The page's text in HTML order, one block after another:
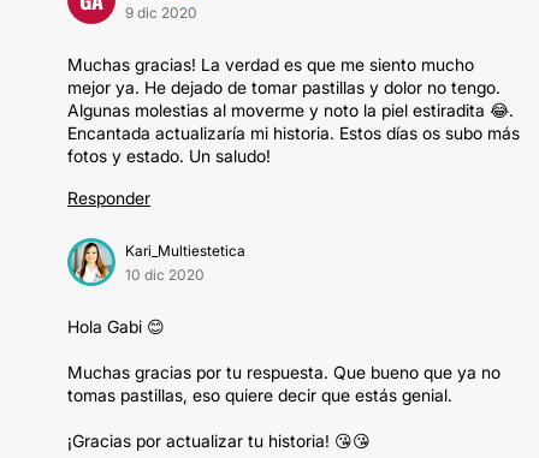
9 dic 2020
Muchas gracias! La verdad es que me siento mucho
mejor ya. He dejado de tomar pastillas y dolor no tengo.
Algunas molestias al moverme y noto la piel estiradita 😂.
Encantada actualizaría mi historia. Estos días os subo más
fotos y estado. Un saludo!
Responder
Kari_Multiestetica
10 dic 2020
Hola Gabi 😊
Muchas gracias por tu respuesta. Que bueno que ya no
tomas pastillas, eso quiere decir que estás genial.
¡Gracias por actualizar tu historia! 😘😘